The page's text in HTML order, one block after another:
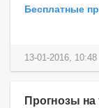
Бесплатные
13-01-2016, 10:48
Прогнозы на